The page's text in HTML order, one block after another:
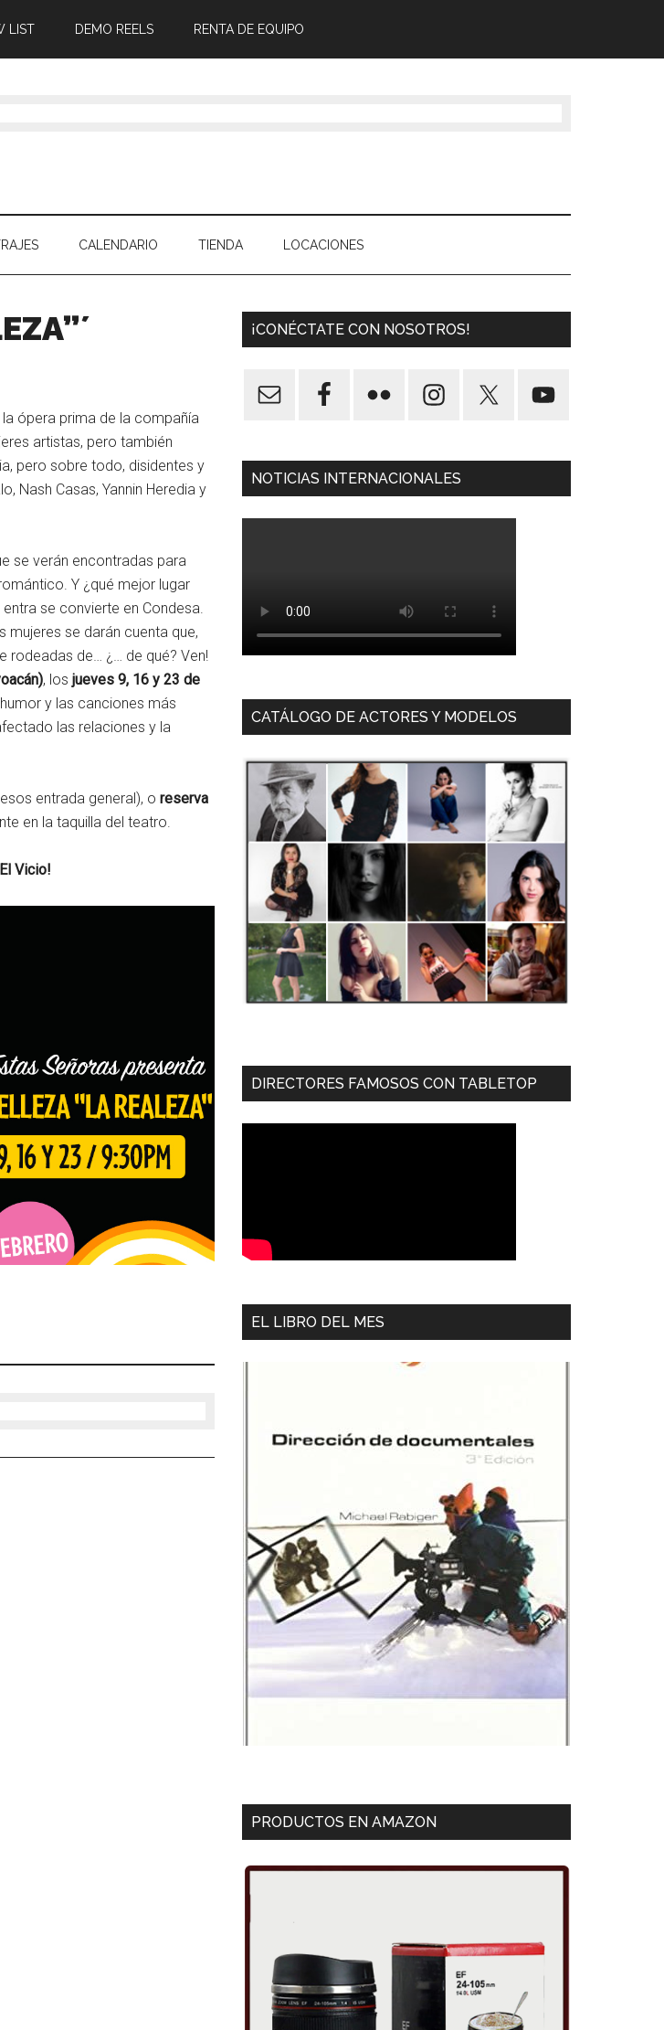
LIST DEMO REELS RENTA DE EQUIPO
CALENDARIO TIENDA LOCACIONES
la ópera prima de la compañía
artistas, pero también
pero sobre todo, disidentes y
Nash Casas, Yannin Heredia y
se verán encontradas para
Y ¿qué mejor lugar
se convierte en Condesa.
se darán cuenta que,
rodeadas de… ¿… de qué? Ven!
, los jueves 9, 16 y 23 de
y las canciones más
las relaciones y la
entrada general), o reserva
en la taquilla del teatro.
Vicio!
¡CONÉCTATE CON NOSOTROS!
NOTICIAS INTERNACIONALES
CATÁLOGO DE ACTORES Y MODELOS
DIRECTORES FAMOSOS CON TABLETOP
EL LIBRO DEL MES
PRODUCTOS EN AMAZON